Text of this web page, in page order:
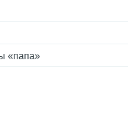
«папа»